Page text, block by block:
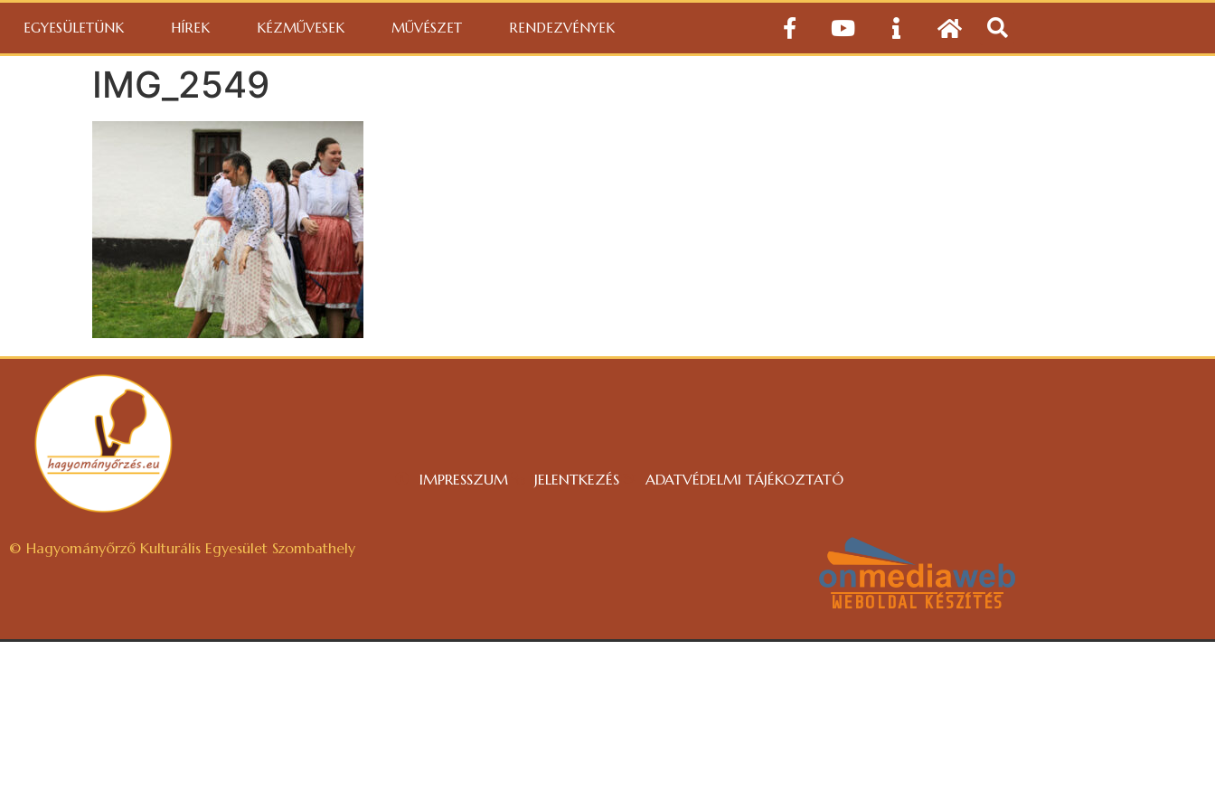
EGYESÜLETÜNK HÍREK KÉZMŰVESEK MŰVÉSZET RENDEZVÉNYEK
IMG_2549
IMPRESSZUM JELENTKEZÉS ADATVÉDELMI TÁJÉKOZTATÓ
© Hagyományőrző Kulturális Egyesület Szombathely
WEBOLDAL KÉSZÍTÉS